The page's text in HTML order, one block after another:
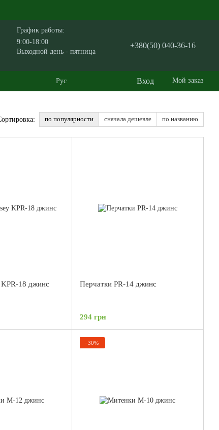
График работы:
9:00-18:00
Выходной день - пятница
+380(50) 040-36-16
Рус Вход Мой заказ
по популярности сначала дешевле по названию
18 джинс Перчатки PR-14 джинс
294 грн
−30%